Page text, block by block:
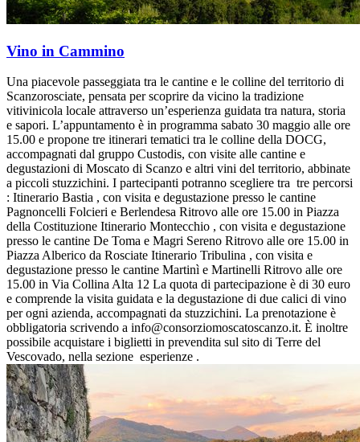
Vino in Cammino
Una piacevole passeggiata tra le cantine e le colline del territorio di
Scanzorosciate, pensata per scoprire da vicino la tradizione
vitivinicola locale attraverso un’esperienza guidata tra natura, storia
e sapori. L’appuntamento è in programma sabato 30 maggio alle ore
15.00 e propone tre itinerari tematici tra le colline della DOCG,
accompagnati dal gruppo Custodis, con visite alle cantine e
degustazioni di Moscato di Scanzo e altri vini del territorio, abbinate
a piccoli stuzzichini. I partecipanti potranno scegliere tra tre percorsi
: Itinerario Bastia , con visita e degustazione presso le cantine
Pagnoncelli Folcieri e Berlendesa Ritrovo alle ore 15.00 in Piazza
della Costituzione Itinerario Montecchio , con visita e degustazione
presso le cantine De Toma e Magri Sereno Ritrovo alle ore 15.00 in
Piazza Alberico da Rosciate Itinerario Tribulina , con visita e
degustazione presso le cantine Martinì e Martinelli Ritrovo alle ore
15.00 in Via Collina Alta 12 La quota di partecipazione è di 30 euro
e comprende la visita guidata e la degustazione di due calici di vino
per ogni azienda, accompagnati da stuzzichini. La prenotazione è
obbligatoria scrivendo a info@consorziomoscatoscanzo.it. È inoltre
possibile acquistare i biglietti in prevendita sul sito di Terre del
Vescovado, nella sezione esperienze .